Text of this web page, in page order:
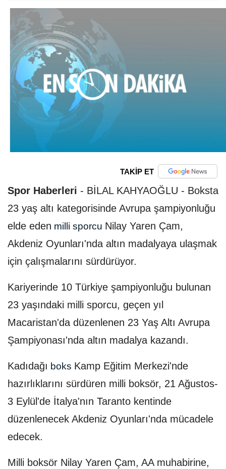
TAKİP ET
Spor Haberleri - BİLAL KAHYAOĞLU - Boksta
23 yaş altı kategorisinde Avrupa şampiyonluğu
elde eden milli sporcu Nilay Yaren Çam,
Akdeniz Oyunları'nda altın madalyaya ulaşmak
için çalışmalarını sürdürüyor.
Kariyerinde 10 Türkiye şampiyonluğu bulunan
23 yaşındaki milli sporcu, geçen yıl
Macaristan'da düzenlenen 23 Yaş Altı Avrupa
Şampiyonası'nda altın madalya kazandı.
Kadıdağı boks Kamp Eğitim Merkezi'nde
hazırlıklarını sürdüren milli boksör, 21 Ağustos-
3 Eylül'de İtalya'nın Taranto kentinde
düzenlenecek Akdeniz Oyunları'nda mücadele
edecek.
Milli boksör Nilay Yaren Çam, AA muhabirine,